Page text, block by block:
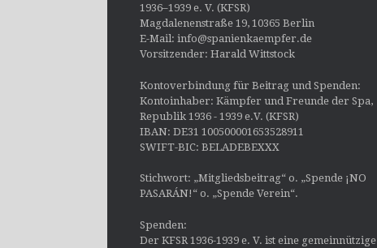
1936–1939 e. V. (KFSR)
Magdalenenstraße 19, 10365 Berlin
E-Mail: info@spanienkaempfer.de
Vorsitzender: Harald Wittstock
Kontoverbindung für Beitrag und Spenden:
Kontoinhaber: Kämpfer und Freunde der Spa,
Republik 1936 - 1939 e.V. (KFSR)
IBAN: DE31 100500001653528911
SWIFT-BIC: BELADEBEXXX
Stichwort: „Mitgliedsbeitrag“ o. „Spende ¡NO
PASARÁN!“ o. „Spende Verein“.
Spenden:
Der KFSR 1936-1939 e. V. ist eine gemeinnützige